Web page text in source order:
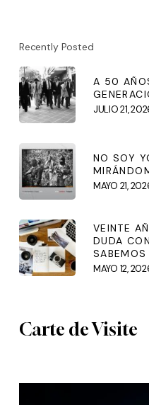
Recently Posted
A 50
JULIO 21,
NO SOY
MAYO 21,
VEINTE
DUDA
SABEMOS
MAYO 12,
Carte de Visite